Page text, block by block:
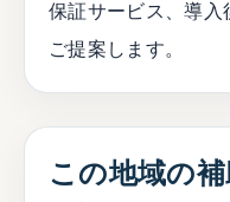
保証サービス、導入
ご提案します。
この地域の